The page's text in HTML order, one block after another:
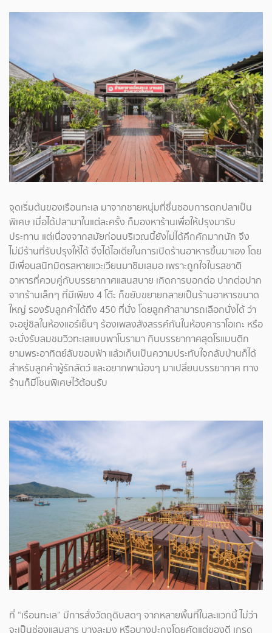
จุดเริ่มต้นของเรือนทะเล มาจากชายหนุ่มที่ชื่นชอบการตกปลาเป็น
พิเศษ​ เมื่อได้ปลามาในแต่ละครั้ง ก็มองหาร้านเพื่อให้ปรุงมารับ
ประทาน แต่เนื่องจากสมัยก่อนบริเวณนี้ยังไม่ได้คึกคักมากนัก จึง
ไม่มีร้านที่รับปรุงให้ได้ จึงได้ไอเดียในการเปิดร้านอาหารขึ้นมาเอง โดย
มีเพื่อนสนิทมิตรสหายแวะเวียนมาชิมเสมอ เพราะถูกใจในรสชาติ
อาหารที่ควบคู่กับบรรยากาศแสนสบาย เกิดการบอกต่อ ปากต่อปาก
จากร้านเล็กๆ ที่มีเพียง 4 โต๊ะ ก็ขยับขยายกลายเป็นร้านอาหารขนาด
ใหญ่ รองรับลูกค้าได้ถึง 450 ที่นั่ง โดยลูกค้าสามารถเลือกนั่งได้ ว่า
จะอยู่ชิลในห้องแอร์เย็นๆ ร้องเพลงสังสรรค์กันในห้องคาราโอเกะ หรือ
จะนั่งรับลมชมวิวทะเลแบบพาโนรามา กินบรรยากาศสุดโรแมนติก
ยามพระอาทิตย์ลับขอบฟ้า แล้วเก็บเป็นความประทับใจกลับบ้านก็ได้
สำหรับลูกค้าผู้รักสัตว์ และอยากพาน้องๆ มาเปลี่ยนบรรยากาศ ทาง
ร้านก็มีโซนพิเศษไว้ต้อนรับ
ที่ “เรือนทะเล” มีการสั่งวัตถุดิบสดๆ จากหลายพื้นที่ในละแวกนี้ ไม่ว่า
จะเป็นช่องแสมสาร บางละมุง หรือบางปะกงโดยคัดแต่ของดี เกรด